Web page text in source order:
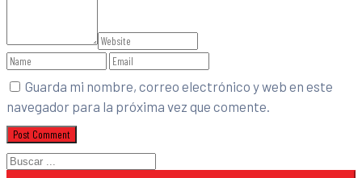
Guarda mi nombre, correo electrónico y web en este
navegador para la próxima vez que comente.